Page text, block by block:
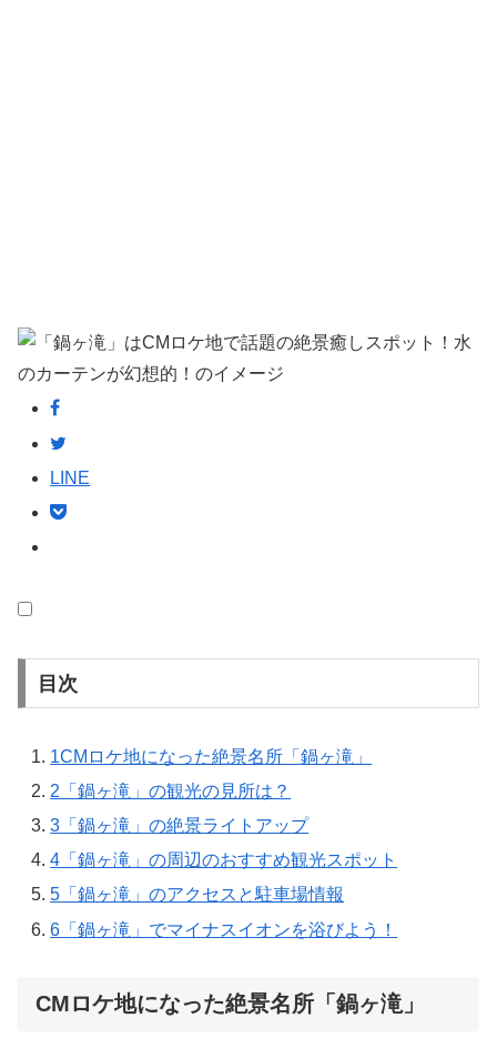
LINE
目次
1CMロケ地になった絶景名所「鍋ヶ滝」
2 「鍋ヶ滝」の観光の見所は？
3 「鍋ヶ滝」の絶景ライトアップ
4 「鍋ヶ滝」の周辺のおすすめ観光スポット
5 「鍋ヶ滝」のアクセスと駐車場情報
6 「鍋ヶ滝」でマイナスイオンを浴びよう！
CMロケ地になった絶景名所「鍋ヶ滝」